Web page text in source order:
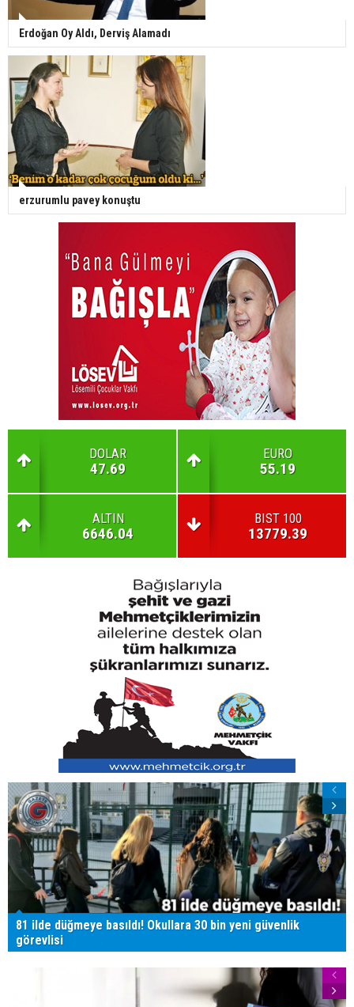
Erdoğan Oy Aldı, Derviş Alamadı
erzurumlu pavey konuştu
DOLAR
47.69
EURO
55.19
ALTIN
6646.04
BIST 100
13779.39
81 ilde düğmeye basıldı! Okullara 30 bin yeni güvenlik
görevlisi